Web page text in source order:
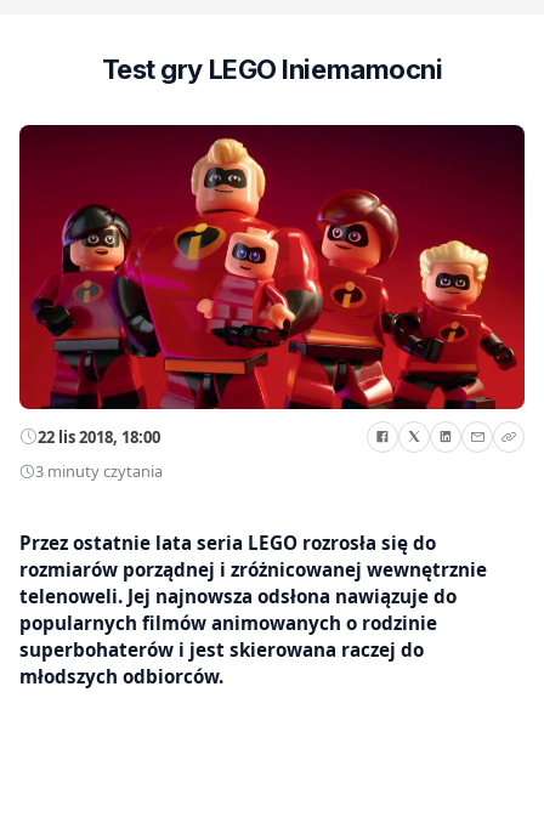
Test gry LEGO Iniemamocni
22 lis 2018, 18:00
3 minuty czytania
Przez ostatnie lata seria LEGO rozrosła się do
rozmiarów porządnej i zróżnicowanej wewnętrznie
telenoweli. Jej najnowsza odsłona nawiązuje do
popularnych filmów animowanych o rodzinie
superbohaterów i jest skierowana raczej do
młodszych odbiorców.